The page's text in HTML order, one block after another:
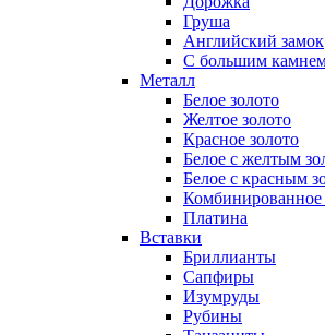
Груша
Английский замок
С большим
Металл
Белое золото
Желтое золото
Красное золото
Белое с желтым
Белое с красным
Комбинированное
Платина
Вставки
Бриллианты
Сапфиры
Изумруды
Рубины